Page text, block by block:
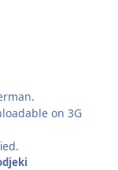
on 3G